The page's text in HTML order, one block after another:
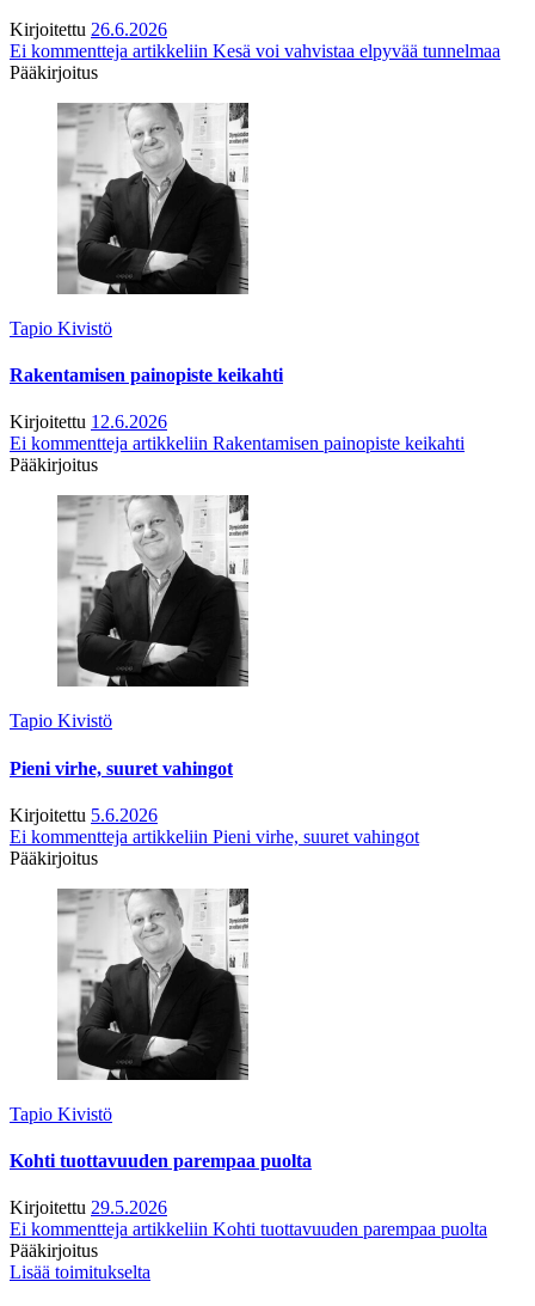
Kirjoitettu 26.6.2026
Ei kommentteja artikkeliin Kesä voi vahvistaa elpyvää tunnelmaa
Pääkirjoitus
Tapio Kivistö
Rakentamisen painopiste keikahti
Kirjoitettu 12.6.2026
Ei kommentteja artikkeliin Rakentamisen painopiste keikahti
Pääkirjoitus
Tapio Kivistö
Pieni virhe, suuret vahingot
Kirjoitettu 5.6.2026
Ei kommentteja artikkeliin Pieni virhe, suuret vahingot
Pääkirjoitus
Tapio Kivistö
Kohti tuottavuuden parempaa puolta
Kirjoitettu 29.5.2026
Ei kommentteja artikkeliin Kohti tuottavuuden parempaa puolta
Pääkirjoitus
Lisää toimitukselta